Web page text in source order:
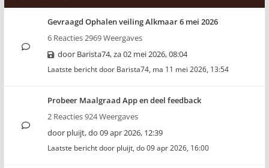
Gevraagd Ophalen veiling Alkmaar 6 mei 2026
6 Reacties 2969 Weergaves
door Barista74,za 02 mei 2026, 08:04
Laatste bericht door Barista74, ma 11 mei 2026, 13:54
Probeer Maalgraad App en deel feedback
2 Reacties 924 Weergaves
door pluijt,do 09 apr 2026, 12:39
Laatste bericht door pluijt, do 09 apr 2026, 16:00